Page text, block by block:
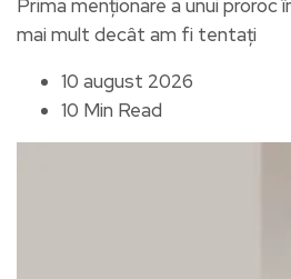
Prima menționare a unui proroc
mai mult decât am fi tentați
10 august 2026
10 Min Read